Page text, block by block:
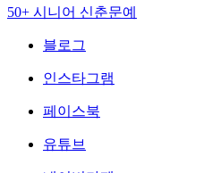
50+ 시니어 신춘문예
블로그
인스타그램
페이스북
유튜브